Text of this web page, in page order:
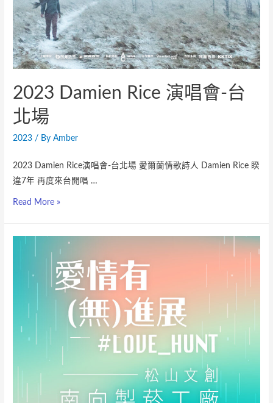
2023 Damien Rice 演唱會-台
北場
2023 / ByAmber
2023 Damien Rice演唱會-台北場 愛爾蘭情歌詩人 Damien Rice 睽
違7年 再度來台開唱 …
Read More »